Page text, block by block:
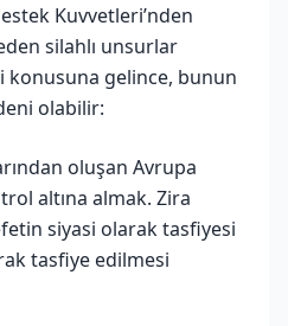
Kuvvetleri’nden
silahlı unsurlar
konusuna gelince, bunun
olabilir:
oluşan Avrupa
altına almak. Zira
siyasi olarak tasfiyesi
tasfiye edilmesi